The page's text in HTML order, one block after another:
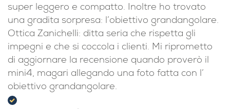
super leggero e compatto. Inoltre ho trovato
una gradita sorpresa: l’obiettivo grandangolare.
Ottica Zanichelli: ditta seria che rispetta gli
impegni e che si coccola i clienti. Mi riprometto
di aggiornare la recensione quando proverò il
mini4, magari allegando una foto fatta con l’
obiettivo grandangolare.